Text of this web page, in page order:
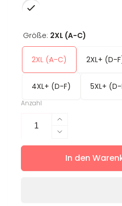
Größe: 2XL (A-C)
2XL (A-C) 2XL+ (D-
4XL+ (D-F) 5XL+
Anzahl
Erhöhe
die
Menge
für
Verringere
die
Menge
für
In den